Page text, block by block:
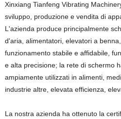
Xinxiang Tianfeng Vibrating
sviluppo, produzione e vendita di
L'azienda produce principalmente
d'aria, alimentatori, elevatori a
funzionamento stabile e affidabile,
e alta precisione; la rete di schermo
ampiamente utilizzati in alimenti,
industrie altre, elevata efficienza,
La nostra azienda ha ottenuto la